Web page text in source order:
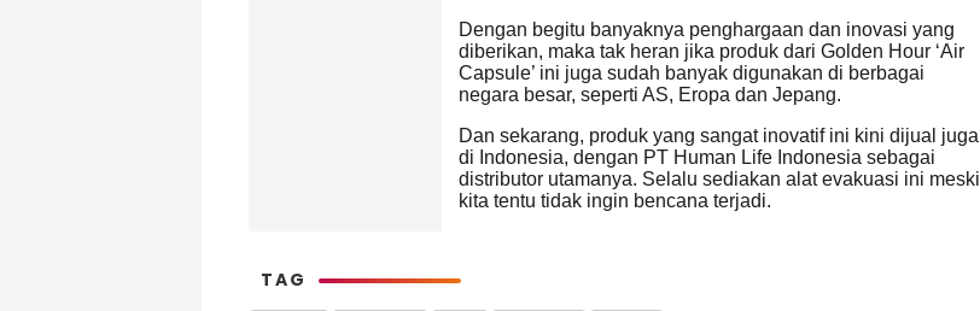
Dengan begitu banyaknya penghargaan dan inovasi yang
diberikan, maka tak heran jika produk dari Golden Hour ‘Air
Capsule’ ini juga sudah banyak digunakan di berbagai
negara besar, seperti AS, Eropa dan Jepang.
Dan sekarang, produk yang sangat inovatif ini kini dijual juga
di Indonesia, dengan PT Human Life Indonesia sebagai
distributor utamanya. Selalu sediakan alat evakuasi ini meski
kita tentu tidak ingin bencana terjadi.
TAG